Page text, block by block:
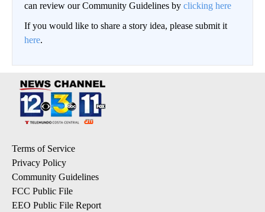
can review our Community Guidelines by clicking here
If you would like to share a story idea, please submit it
here.
Terms of Service
Privacy Policy
Community Guidelines
FCC Public File
EEO Public File Report